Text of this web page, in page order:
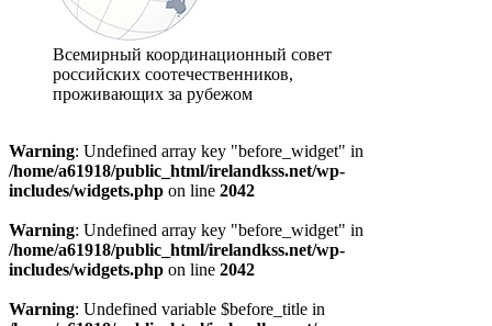
Всемирный координационный совет
российских соотечественников,
проживающих за рубежом
Warning: Undefined array key "before_widget" in
/home/a61918/public_html/irelandkss.net/wp-
includes/widgets.php on line 2042
Warning: Undefined array key "before_widget" in
/home/a61918/public_html/irelandkss.net/wp-
includes/widgets.php on line 2042
Warning: Undefined variable $before_title in